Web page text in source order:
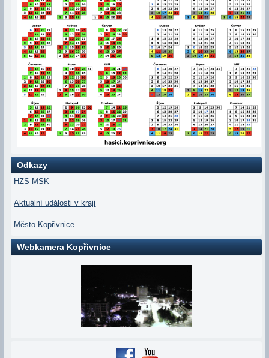
Odkazy
HZS MSK
Aktuální události v kraji
Město Kopřivnice
Webkamera Kopřivnice